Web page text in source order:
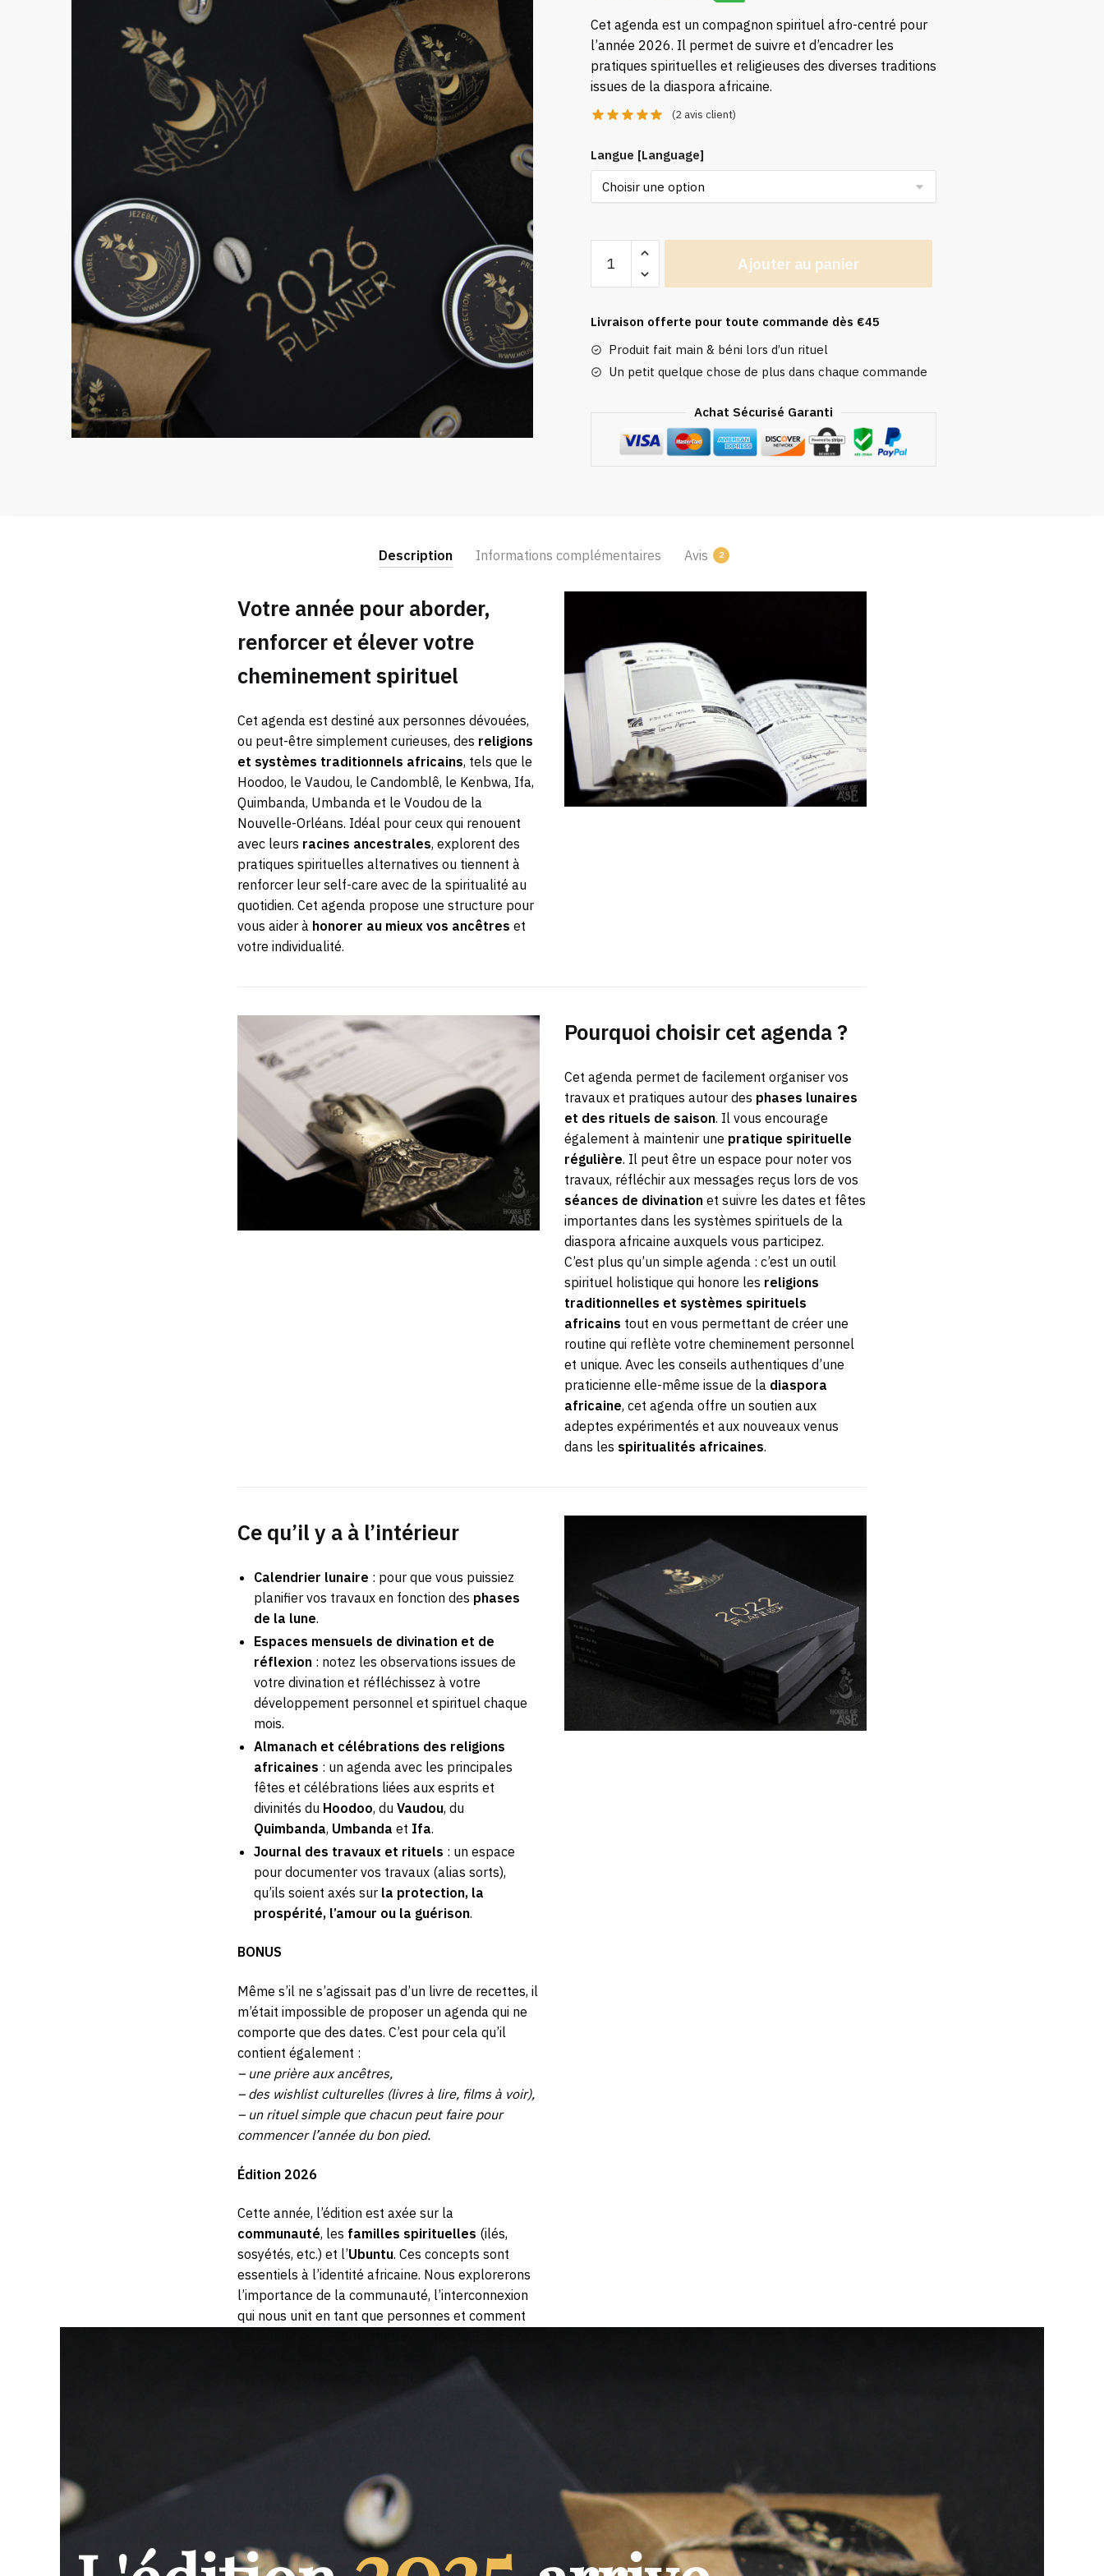
Cet agenda est un compagnon spirituel afro-centré pour
l’année 2026. Il permet de suivre et d’encadrer les
pratiques spirituelles et religieuses des diverses traditions
issues de la diaspora africaine.
(2 avis client)
Langue [Language]
Agenda
[Planner
spirituel]
Ajouter au panier
Livraison offerte pour toute commande dès €45
Produit fait main & béni lors d’un rituel
Un petit quelque chose de plus dans chaque commande
Achat Sécurisé Garanti
Description Informations complémentaires Avis 2
Votre année pour aborder,
renforcer et élever votre
cheminement spirituel
Cet agenda est destiné aux personnes dévouées,
ou peut-être simplement curieuses, des religions
et systèmes traditionnels africains, tels que le
Hoodoo, le Vaudou, le Candomblê, le Kenbwa, Ifa,
Quimbanda, Umbanda et le Voudou de la
Nouvelle-Orléans. Idéal pour ceux qui renouent
avec leurs racines ancestrales, explorent des
pratiques spirituelles alternatives ou tiennent à
renforcer leur self-care avec de la spiritualité au
quotidien. Cet agenda propose une structure pour
vous aider à honorer au mieux vos ancêtres et
votre individualité.
Pourquoi choisir cet agenda ?
Cet agenda permet de facilement organiser vos
travaux et pratiques autour des phases lunaires
et des rituels de saison. Il vous encourage
également à maintenir une pratique spirituelle
régulière. Il peut être un espace pour noter vos
travaux, réfléchir aux messages reçus lors de vos
séances de divination et suivre les dates et fêtes
importantes dans les systèmes spirituels de la
diaspora africaine auxquels vous participez.
C’est plus qu’un simple agenda : c’est un outil
spirituel holistique qui honore les religions
traditionnelles et systèmes spirituels
africains tout en vous permettant de créer une
routine qui reflète votre cheminement personnel
et unique. Avec les conseils authentiques d’une
praticienne elle-même issue de la diaspora
africaine, cet agenda offre un soutien aux
adeptes expérimentés et aux nouveaux venus
dans les spiritualités africaines.
Ce qu’il y a à l’intérieur
Calendrier lunaire : pour que vous puissiez
planifier vos travaux en fonction des phases
de la lune.
Espaces mensuels de divination et de
réflexion : notez les observations issues de
votre divination et réfléchissez à votre
développement personnel et spirituel chaque
mois.
Almanach et célébrations des religions
africaines : un agenda avec les principales
fêtes et célébrations liées aux esprits et
divinités du Hoodoo, duVaudou, du
Quimbanda, Umbanda et Ifa.
Journal des travaux et rituels : un espace
pour documenter vos travaux (alias sorts),
qu’ils soient axés sur la protection, la
prospérité, l’amour ou la guérison.
BONUS
Même s’il ne s’agissait pas d’un livre de recettes, il
m’était impossible de proposer un agenda qui ne
comporte que des dates. C’est pour cela qu’il
contient également :
– une prière aux ancêtres,
– des wishlist culturelles (livres à lire, films à voir),
– un rituel simple que chacun peut faire pour
commencer l’année du bon pied.
Édition 2026
Cette année, l’édition est axée sur la
communauté, les familles spirituelles (ilés,
sosyétés, etc.) et l’Ubuntu. Ces concepts sont
essentiels à l’identité africaine. Nous explorerons
l’importance de la communauté, l’interconnexion
qui nous unit en tant que personnes et comment
pratiques religieuses. Je suis parce que nous
sommes. Je te vois. Ensemble, nous sommes
L’édition de cette année est centrée sur le
carrefour (
le katchimen), un élément essentiel de
TOUTES les religions et pratiques spirituelles
Edition 2023
Cette année encore deux textes sont proposés
pour approfondir la réflexion mais aussi se divertir.
Vous trouverez donc une fable sur la pratique du